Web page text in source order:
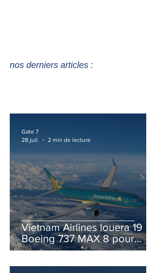
nos derniers articles :
Vietnam Airlines louera 19
Boeing 737 MAX 8 pour
accélérer la modernisation
Gate 7
28 juil.
2 min de lecture